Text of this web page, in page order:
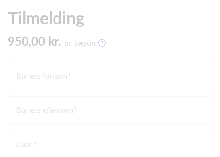
Tilmelding
950,00 kr. pr. sæson
Barnets fornavn
Barnets efternavn
Gade